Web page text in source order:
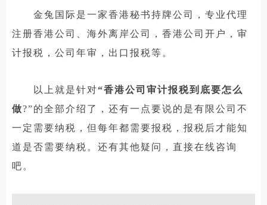
金兔国际是一家香港秘书持牌公司，专业代理
注册香港公司、海外离岸公司，香港公司开户，审
计报税，公司年审，出口报税等。
以上就是针对“香港公司审计报税到底要怎么
做?”的全部介绍了，还有一点要说的是有限公司不
一定需要纳税，但每年都需要报税，报税后才能知
道是否需要纳税。还有其他疑问，直接在线咨询
吧。